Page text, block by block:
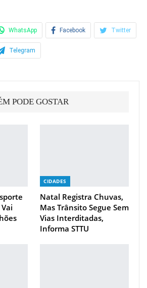
WhatsApp Facebook Twitter
Telegram
PODE GOSTAR
CIDADES
Natal Registra Chuvas,
Mas Trânsito Segue Sem
Vias Interditadas,
Informa STTU